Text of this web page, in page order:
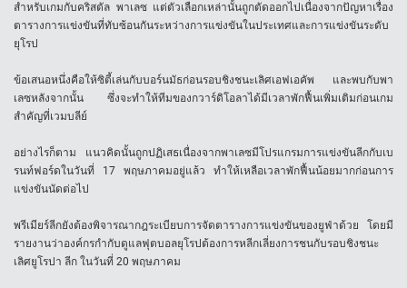
สำหรับเกมกับคริสตัล พาเลซ แต่ตัวเลือกเหล่านั้นถูกตัดออกไปเนื่องจากปัญหาเรื่อง
ตารางการแข่งขันที่ทับซ้อนกันระหว่างการแข่งขันในประเทศและการแข่งขันระดับ
ยุโรป
ข้อเสนอหนึ่งคือให้ซิตี้เล่นกับบอร์นมัธก่อนรอบชิงชนะเลิศเอฟเอคัพ และพบกับพา
เลซหลังจากนั้น ซึ่งจะทำให้ทีมของกวาร์ดิโอลาได้มีเวลาพักฟื้นเพิ่มเติมก่อนเกม
สำคัญที่เวมบลีย์
อย่างไรก็ตาม แนวคิดนั้นถูกปฏิเสธเนื่องจากพาเลซมีโปรแกรมการแข่งขันลีกกับเบ
รนท์ฟอร์ดในวันที่ 17 พฤษภาคมอยู่แล้ว ทำให้เหลือเวลาพักฟื้นน้อยมากก่อนการ
แข่งขันนัดต่อไป
พรีเมียร์ลีกยังต้องพิจารณากฎระเบียบการจัดตารางการแข่งขันของยูฟ่าด้วย โดยมี
รายงานว่าองค์กรกำกับดูแลฟุตบอลยุโรปต้องการหลีกเลี่ยงการชนกับรอบชิงชนะ
เลิศยูโรปา ลีก ในวันที่ 20 พฤษภาคม